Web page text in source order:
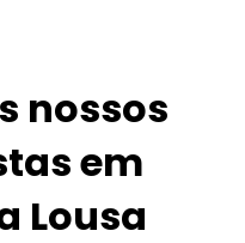
nossos
em
Lousa